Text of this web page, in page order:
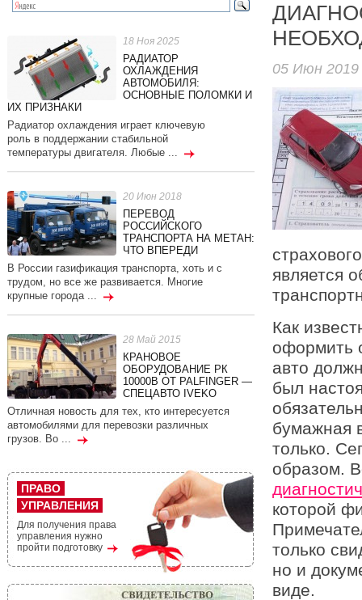
05 Июн 2019
является
Как
оформить
авто
был
бумажная
только.
образом.
которой
только
но и
виде.
18 Ноя 2025
РАДИАТОР
ОХЛАЖДЕНИЯ
АВТОМОБИЛЯ:
ОСНОВНЫЕ ПОЛОМКИ И
ИХ ПРИЗНАКИ
Радиатор охлаждения играет ключевую
роль в поддержании стабильной
температуры двигателя. Любые ...
20 Июн 2018
ПЕРЕВОД
РОССИЙСКОГО
ТРАНСПОРТА НА МЕТАН:
ЧТО ВПЕРЕДИ
В России газификация транспорта, хоть и с
трудом, но все же развивается. Многие
крупные города ...
28 Май 2015
КРАНОВОЕ
ОБОРУДОВАНИЕ РК
10000В ОТ PALFINGER —
СПЕЦАВТО IVEKO
Отличная новость для тех, кто интересуется
автомобилями для перевозки различных
грузов. Во ...
ПРАВО
УПРАВЛЕНИЯ
Для получения права
управления нужно
пройти подготовку